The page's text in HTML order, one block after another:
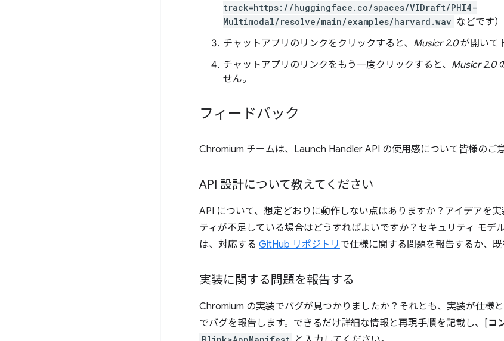
track=https://huggingface.co/spaces/VIDraft/PHI4-
Multimodal/resolve/main/examples/harvard.wav などです）
チャットアプリのリンクをクリックすると、 Musicr 2.0が開いて
チャットアプリのリンクをもう一度クリックすると、 Musicr 2.0
せん。
フィードバック
Chromium チームは、Launch Handler API の使用感について皆様のご
API 設計について教えてください
API について、想定どおりに動作しない点はありますか？アイデアを
ティが不足している場合はどうすればよいですか？セキュリティ モデ
は、対応する GitHub リポジトリ で仕様に関する問題を報告するか、
実装に関する問題を報告する
Chromium の実装でバグが見つかりましたか？それとも、実装が仕様
でバグを報告します。できるだけ詳細な情報と再現手順を記載し、[コ